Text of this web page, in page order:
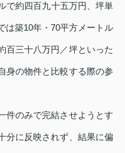
で約四百九十五万円、坪単
は築10年・70平方メートル
百三十八万円／坪といった
身の物件と比較する際の参
件のみで完結させようとす
分に反映されず、結果に偏